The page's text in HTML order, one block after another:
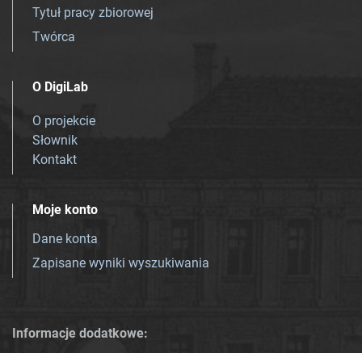
Tytuł pracy zbiorowej
Twórca
O DigiLab
O projekcie
Słownik
Kontakt
Moje konto
Dane konta
Zapisane wyniki wyszukiwania
Informacje dodatkowe: